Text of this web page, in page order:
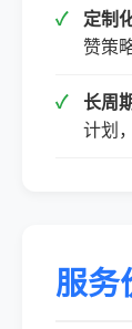
定制
赞策
长周
计划
服务